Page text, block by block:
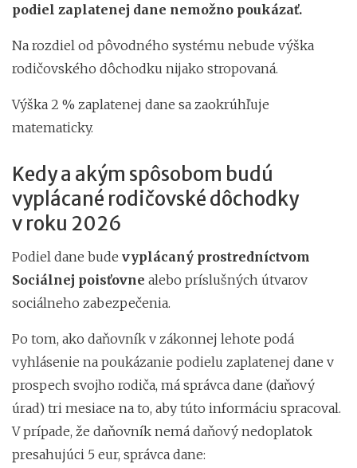
podiel zaplatenej dane nemožno poukázať.
Na rozdiel od pôvodného systému nebude výška
rodičovského dôchodku nijako stropovaná.
Výška 2 % zaplatenej dane sa zaokrúhľuje
matematicky.
Kedy a akým spôsobom budú
vyplácané rodičovské dôchodky
v roku 2026
Podiel dane bude vyplácaný prostredníctvom
Sociálnej poisťovne alebo príslušných útvarov
sociálneho zabezpečenia.
Po tom, ako daňovník v zákonnej lehote podá
vyhlásenie na poukázanie podielu zaplatenej dane v
prospech svojho rodiča, má správca dane (daňový
úrad) tri mesiace na to, aby túto informáciu spracoval.
V prípade, že daňovník nemá daňový nedoplatok
presahujúci 5 eur, správca dane: